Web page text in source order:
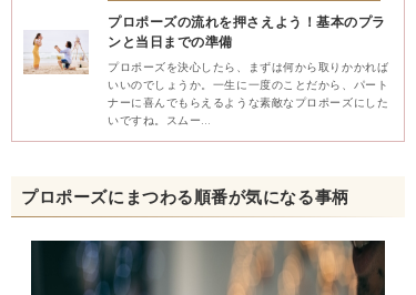
プロポーズの流れを押さえよう！基本のプラ
ンと当日までの準備
プロポーズを決心したら、まずは何から取りかかれば
いいのでしょうか。一生に一度のことだから、パート
ナーに喜んでもらえるような素敵なプロポーズにした
いですね。スムー…
プロポーズにまつわる順番が気になる事柄